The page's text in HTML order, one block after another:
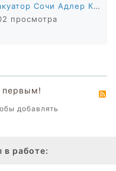
Эвакуатор Сочи Адлер Красная поляна
просмотра
первым!
добавлять
в работе: